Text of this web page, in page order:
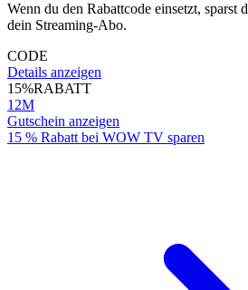
Wenn du den Rabattcode einsetzt,
dein Streaming-Abo.
CODE
Details anzeigen
15%RABATT
12M
Gutschein anzeigen
15 % Rabatt bei WOW TV sparen